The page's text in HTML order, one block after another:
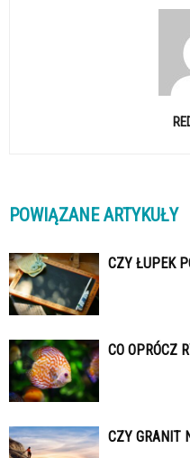
POWIĄZANE ARTYKUŁY
CZY ŁUPEK
CO OPRÓCZ
CZY GRANIT